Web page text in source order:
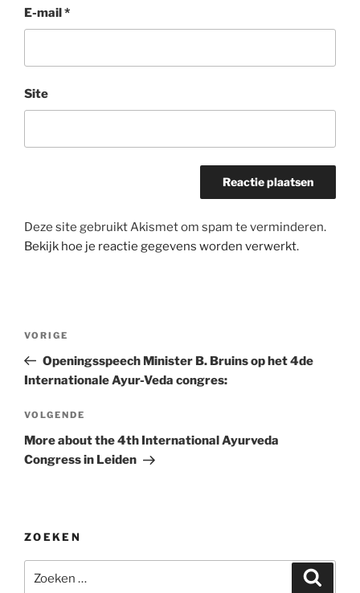
E-mail*
Site
Deze site gebruikt Akismet om spam te verminderen.
Bekijk hoe je reactie gegevens worden verwerkt.
Vorig
bericht
VORIGE
Openingsspeech Minister B. Bruins op het 4de
Internationale Ayur-Veda congres:
Volgend
bericht
VOLGENDE
More about the 4th International Ayurveda
Congress in Leiden
ZOEKEN
naar: